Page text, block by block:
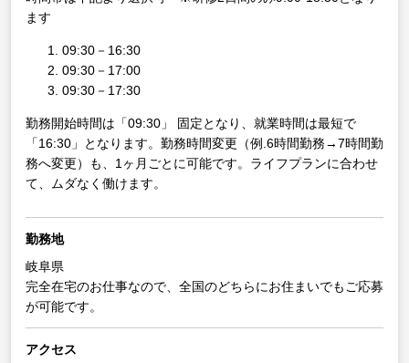
ます
09:30－16:30
09:30－17:00
09:30－17:30
勤務開始時間は「09:30」 固定となり、就業時間は最短で
「16:30」となります。勤務時間変更（例.6時間勤務→7時間勤
務へ変更）も、1ヶ月ごとに可能です。ライフプランに合わせ
て、ムダなく働けます。
勤務地
岐阜県
完全在宅のお仕事なので、全国のどちらにお住まいでもご応募
が可能です。
アクセス